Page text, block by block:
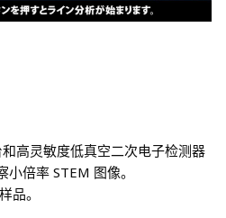
高灵敏度低真空二次电子检测器
倍率 STEM 图像。
品。